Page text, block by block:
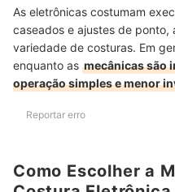
As eletrônicas costumam
caseados e ajustes de ponto,
variedade de costuras. Em
enquanto as mecânicas são
operação simples e menor
Reportar erro
Como Escolher a